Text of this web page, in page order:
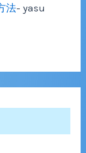
法- yasu